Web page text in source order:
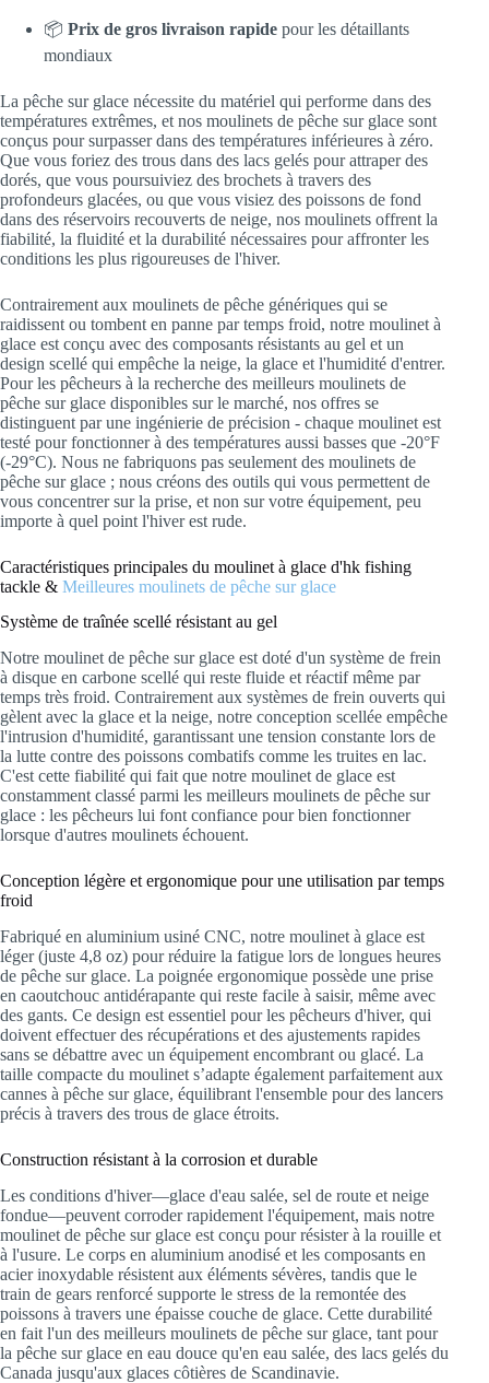
📦 Prix de gros livraison rapide pour les détaillants
mondiaux
La pêche sur glace nécessite du matériel qui performe dans des
températures extrêmes, et nos moulinets de pêche sur glace sont
conçus pour surpasser dans des températures inférieures à zéro.
Que vous foriez des trous dans des lacs gelés pour attraper des
dorés, que vous poursuiviez des brochets à travers des
profondeurs glacées, ou que vous visiez des poissons de fond
dans des réservoirs recouverts de neige, nos moulinets offrent la
fiabilité, la fluidité et la durabilité nécessaires pour affronter les
conditions les plus rigoureuses de l'hiver.
Contrairement aux moulinets de pêche génériques qui se
raidissent ou tombent en panne par temps froid, notre moulinet à
glace est conçu avec des composants résistants au gel et un
design scellé qui empêche la neige, la glace et l'humidité d'entrer.
Pour les pêcheurs à la recherche des meilleurs moulinets de
pêche sur glace disponibles sur le marché, nos offres se
distinguent par une ingénierie de précision - chaque moulinet est
testé pour fonctionner à des températures aussi basses que -20°F
(-29°C). Nous ne fabriquons pas seulement des moulinets de
pêche sur glace ; nous créons des outils qui vous permettent de
vous concentrer sur la prise, et non sur votre équipement, peu
importe à quel point l'hiver est rude.
Caractéristiques principales du moulinet à glace d'hk fishing
tackle & Meilleures moulinets de pêche sur glace
Système de traînée scellé résistant au gel
Notre moulinet de pêche sur glace est doté d'un système de frein
à disque en carbone scellé qui reste fluide et réactif même par
temps très froid. Contrairement aux systèmes de frein ouverts qui
gèlent avec la glace et la neige, notre conception scellée empêche
l'intrusion d'humidité, garantissant une tension constante lors de
la lutte contre des poissons combatifs comme les truites en lac.
C'est cette fiabilité qui fait que notre moulinet de glace est
constamment classé parmi les meilleurs moulinets de pêche sur
glace : les pêcheurs lui font confiance pour bien fonctionner
lorsque d'autres moulinets échouent.
Conception légère et ergonomique pour une utilisation par temps
froid
Fabriqué en aluminium usiné CNC, notre moulinet à glace est
léger (juste 4,8 oz) pour réduire la fatigue lors de longues heures
de pêche sur glace. La poignée ergonomique possède une prise
en caoutchouc antidérapante qui reste facile à saisir, même avec
des gants. Ce design est essentiel pour les pêcheurs d'hiver, qui
doivent effectuer des récupérations et des ajustements rapides
sans se débattre avec un équipement encombrant ou glacé. La
taille compacte du moulinet s’adapte également parfaitement aux
cannes à pêche sur glace, équilibrant l'ensemble pour des lancers
précis à travers des trous de glace étroits.
Construction résistant à la corrosion et durable
Les conditions d'hiver—glace d'eau salée, sel de route et neige
fondue—peuvent corroder rapidement l'équipement, mais notre
moulinet de pêche sur glace est conçu pour résister à la rouille et
à l'usure. Le corps en aluminium anodisé et les composants en
acier inoxydable résistent aux éléments sévères, tandis que le
train de gears renforcé supporte le stress de la remontée des
poissons à travers une épaisse couche de glace. Cette durabilité
en fait l'un des meilleurs moulinets de pêche sur glace, tant pour
la pêche sur glace en eau douce qu'en eau salée, des lacs gelés du
Canada jusqu'aux glaces côtières de Scandinavie.